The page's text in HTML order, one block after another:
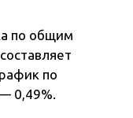
по общим
по
0,49%.